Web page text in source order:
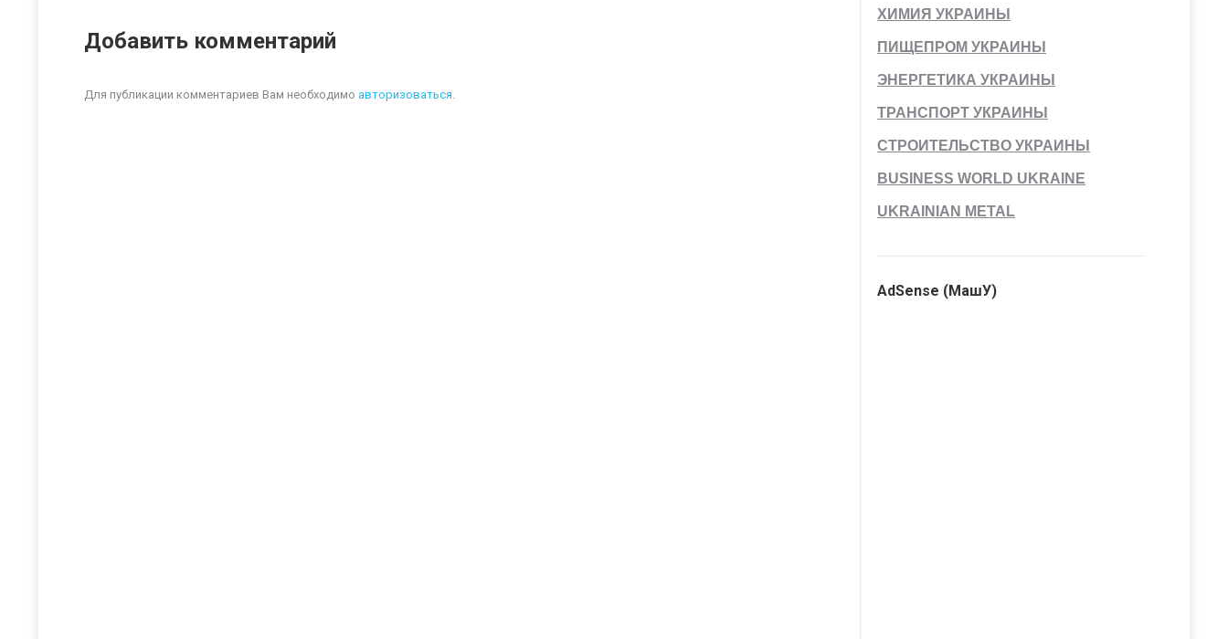
Добавить комментарий
Для публикации комментариев Вам необходимо авторизоваться.
ХИМИЯ УКРАИНЫ
ПИЩЕПРОМ УКРАИНЫ
ЭНЕРГЕТИКА УКРАИНЫ
ТРАНСПОРТ УКРАИНЫ
СТРОИТЕЛЬСТВО УКРАИНЫ
BUSINESS WORLD UKRAINE
UKRAINIAN METAL
AdSense (МашУ)